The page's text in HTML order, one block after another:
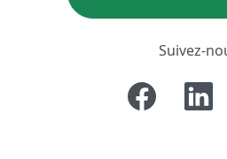
Suivez-